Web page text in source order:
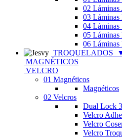
02
03 Láminas
04 Láminas
05 Láminas
06 Láminas
TROQUELADOS
MAGNÉTICOS
VELCRO
01 Magnéticos
Magnéticos
02 Velcros
Dual Lock
Velcro
Velcro
Velcro